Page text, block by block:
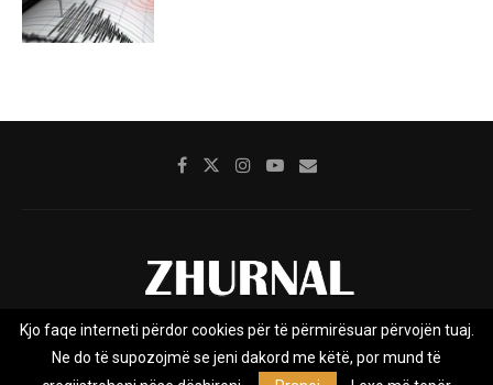
Rreth nesh Impresumi Marketing
Privacy Policy
Kjo faqe interneti përdor cookies për të përmirësuar përvojën tuaj.
Ne do të supozojmë se jeni dakord me këtë, por mund të